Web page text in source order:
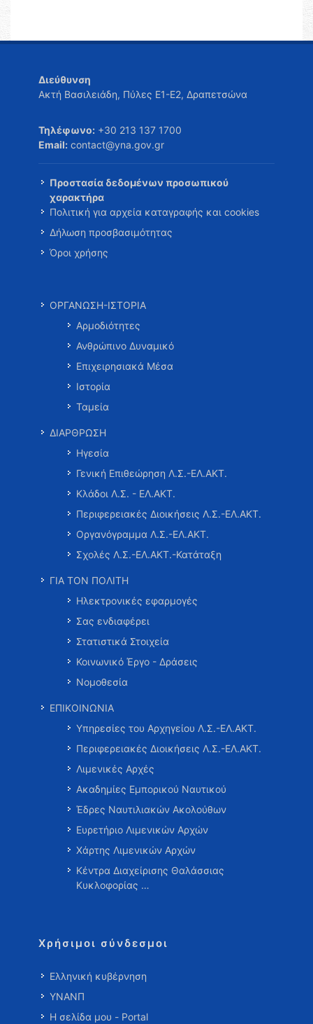
Διεύθυνση
Ακτή Βασιλειάδη, Πύλες Ε1-Ε2, Δραπετσώνα
Τηλέφωνο: +30 213 137 1700
Email: contact@yna.gov.gr
Προστασία δεδομένων προσωπικού
χαρακτήρα
Πολιτική για αρχεία καταγραφής και cookies
Δήλωση προσβασιμότητας
Όροι χρήσης
ΟΡΓΑΝΩΣΗ-ΙΣΤΟΡΙΑ
Αρμοδιότητες
Ανθρώπινο Δυναμικό
Επιχειρησιακά Μέσα
Ιστορία
Ταμεία
ΔΙΑΡΘΡΩΣΗ
Ηγεσία
Γενική Επιθεώρηση Λ.Σ.-ΕΛ.ΑΚΤ.
Κλάδοι Λ.Σ. - ΕΛ.ΑΚΤ.
Περιφερειακές Διοικήσεις Λ.Σ.-ΕΛ.ΑΚΤ.
Οργανόγραμμα Λ.Σ.-ΕΛ.ΑΚΤ.
Σχολές Λ.Σ.-ΕΛ.ΑΚΤ.-Κατάταξη
ΓΙΑ ΤΟΝ ΠΟΛΙΤΗ
Ηλεκτρονικές εφαρμογές
Σας ενδιαφέρει
Στατιστικά Στοιχεία
Κοινωνικό Έργο - Δράσεις
Νομοθεσία
ΕΠΙΚΟΙΝΩΝΙΑ
Υπηρεσίες του Αρχηγείου Λ.Σ.-ΕΛ.ΑΚΤ.
Περιφερειακές Διοικήσεις Λ.Σ.-ΕΛ.ΑΚΤ.
Λιμενικές Αρχές
Ακαδημίες Εμπορικού Ναυτικού
Έδρες Ναυτιλιακών Ακολούθων
Ευρετήριο Λιμενικών Αρχών
Χάρτης Λιμενικών Αρχών
Κέντρα Διαχείρισης Θαλάσσιας
Κυκλοφορίας …
Χρήσιμοι σύνδεσμοι
Ελληνική κυβέρνηση
ΥΝΑΝΠ
Η σελίδα μου - Portal